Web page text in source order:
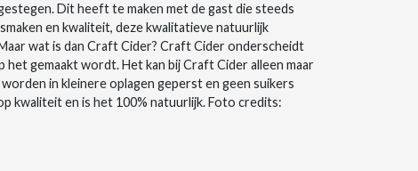
Dit heeft te maken met de gast die steeds
en kwaliteit, deze kwalitatieve natuurlijk
wat is dan Craft Cider? Craft Cider onderscheidt
gemaakt wordt. Het kan bij Craft Cider alleen maar
in kleinere oplagen geperst en geen suikers
kwaliteit en is het 100% natuurlijk. Foto credits: